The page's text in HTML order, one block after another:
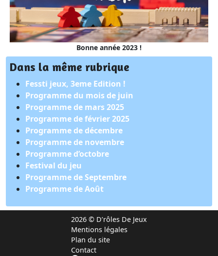
Bonne année 2023 !
Dans la même rubrique
Fessti jeux, 3eme Edition !
Programme du mois de juin
Programme de mars 2025
Programme de février 2025
Programme de décembre
Programme de novembre
Programme d’octobre
Festival du jeu
Programme de Septembre
Programme de Août
2026 © D’rôles De Jeux
Mentions légales
Plan du site
Contact